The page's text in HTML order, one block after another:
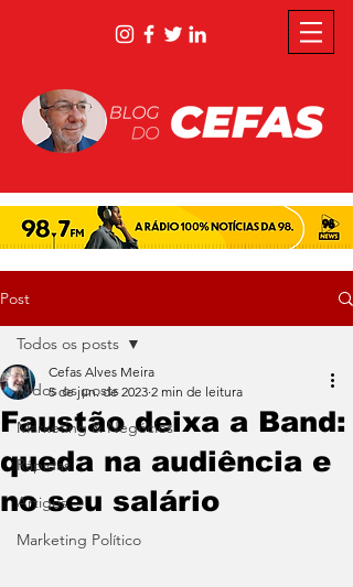
Post
Todos os posts
Marketing & Negócios
Rápidas
Artigos
Marketing Político
Todos os posts
Faustão deixa a Band:
queda na audiência e
no seu salário
Cefas Alves Meira
5 de jun. de 2023 2 min de leitura